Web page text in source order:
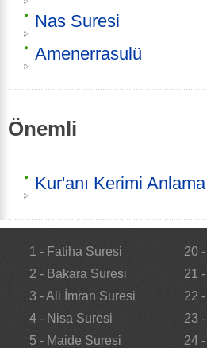
Nas Suresi
Amenerrasulü
Önemli
Kur'anı Kerimi Anlama
1 - Fatiha Suresi
2 - Bakara Suresi
3 - Ali İmran Suresi
4 - Nisa Suresi
5 - Maide Suresi
20
21
22
23
24